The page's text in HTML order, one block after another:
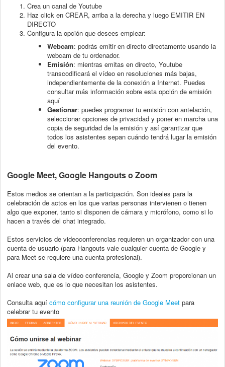
Crea un canal de Youtube
Haz click en CREAR, arriba a la derecha y luego EMITIR EN
DIRECTO
Configura la opción que desees emplear:
Webcam: podrás emitir en directo directamente usando la
webcam de tu ordenador.
Emisión: mientras emitas en directo, Youtube
transcodificará el vídeo en resoluciones más bajas,
independientemente de la conexión a Internet. Puedes
consultar más información sobre esta opción de emisión
aquí
Gestionar: puedes programar tu emisión con antelación,
seleccionar opciones de privacidad y poner en marcha una
copia de seguridad de la emisión y así garantizar que
todos los asistentes sepan cuándo tendrá lugar la emisión
del evento.
Google Meet, Google Hangouts o Zoom
Estos medios se orientan a la participación. Son ideales para la
celebración de actos en los que varias personas intervienen o tienen
algo que exponer, tanto si disponen de cámara y micrófono, como si lo
hacen a través del chat integrado.
Estos servicios de videoconferencias requieren un organizador con una
cuenta de usuario (para Hangouts vale cualquier cuenta de Google y
para Meet se requiere una cuenta profesional).
Al crear una sala de vídeo conferencia, Google y Zoom proporcionan un
enlace web, que es lo que necesitan los asistentes.
Consulta aquí cómo configurar una reunión de Google Meet para
celebrar tu evento